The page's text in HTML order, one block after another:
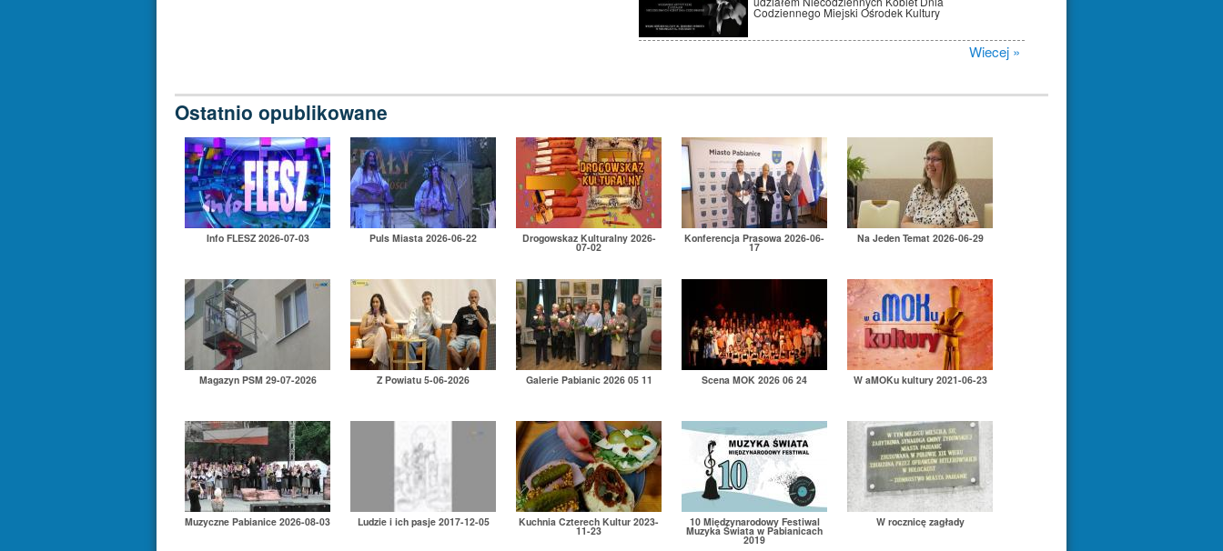
Codziennego Miejski Ośrodek Kultury
Wiecej »
Ostatnio opublikowane
Info FLESZ 2026-07-03 Puls Miasta 2026-06-22 Drogowskaz Kulturalny 2026-
07-02
Konferencja Prasowa 2026-06-
17
Na Jeden Temat 2026-06-29
Magazyn PSM 29-07-2026 Z Powiatu 5-06-2026 Galerie Pabianic 2026 05 11 Scena MOK 2026 06 24 W aMOKu kultury 2021-06-23
Muzyczne Pabianice 2026-08-03 Ludzie i ich pasje 2017-12-05 Kuchnia Czterech Kultur 2023-
11-23
10 Międzynarodowy Festiwal
Muzyka Świata w Pabianicach
2019
W rocznicę zagłady